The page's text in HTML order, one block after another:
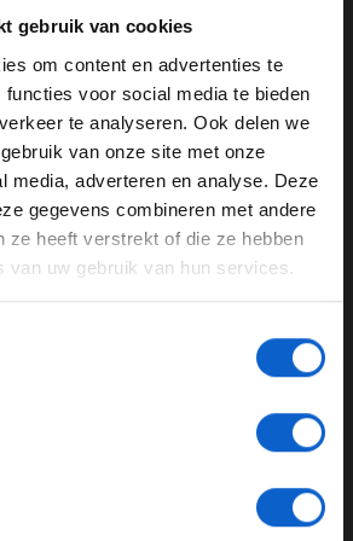
gebruik van cookies
om content en advertenties te
functies voor social media te bieden
te analyseren. Ook delen we
van onze site met onze
media, adverteren en analyse. Deze
gegevens combineren met andere
ze heeft verstrekt of die ze hebben
van uw gebruik van hun services.
stuk, dat iets korter (maar nog
tweede sector is de vele
GRAND PRIX RADIO
24 jaar of ouder?
instellingen aan en klik hieronder om
gaan naar de website!
instellingen
(24+)